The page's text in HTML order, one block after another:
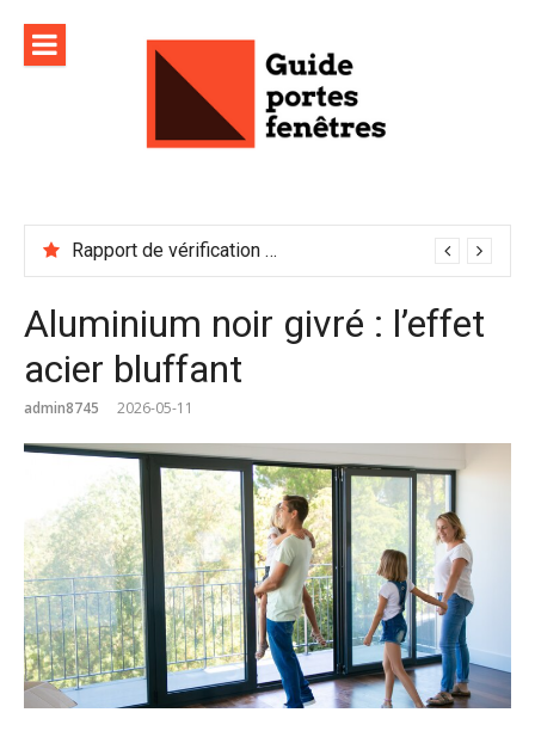
contenu
Rapport de vérification sécurité : à conserver précieusement
Aluminium noir givré : l’effet
acier bluffant
admin8745 2026-05-11